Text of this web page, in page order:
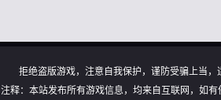
拒绝盗版游戏，注意自我保护，谨防受骗上当
注释：本站发布所有游戏信息，均来自互联网，如